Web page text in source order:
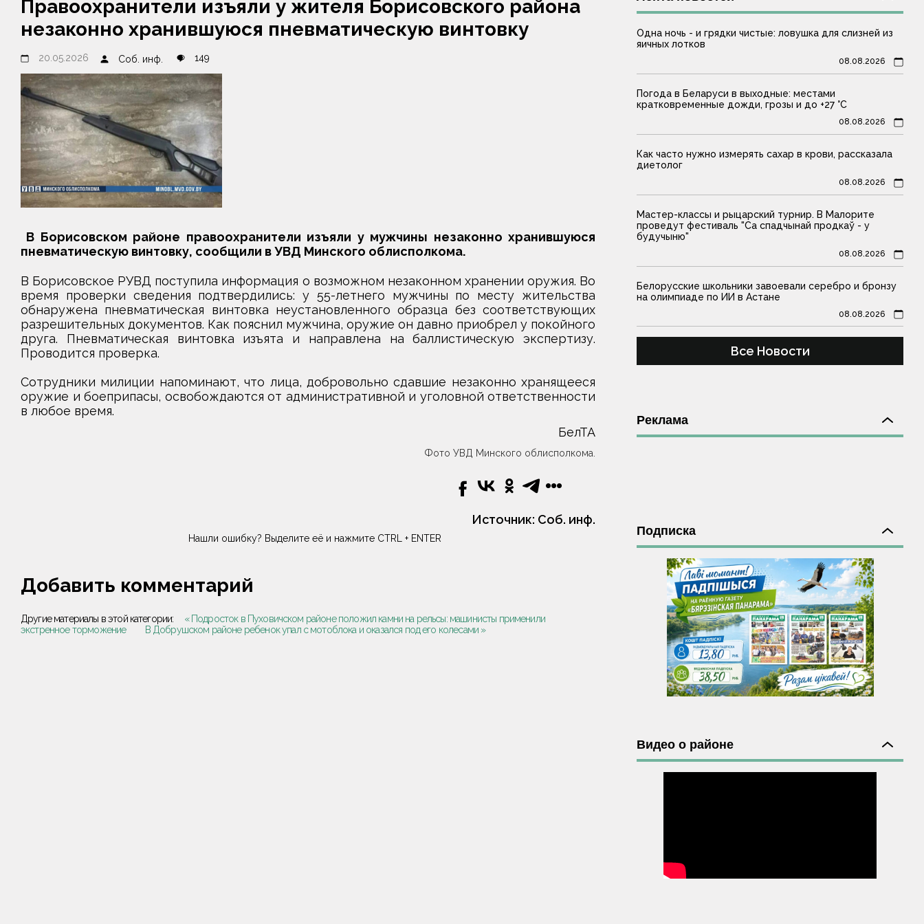
Правоохранители изъяли у жителя Борисовского района
незаконно хранившуюся пневматическую винтовку
20.05.2026 Соб. инф. 149
В Борисовском районе правоохранители изъяли у мужчины незаконно хранившуюся
пневматическую винтовку, сообщили в УВД Минского облисполкома.
В Борисовское РУВД поступила информация о возможном незаконном хранении оружия. Во
время проверки сведения подтвердились: у 55-летнего мужчины по месту жительства
обнаружена пневматическая винтовка неустановленного образца без соответствующих
разрешительных документов. Как пояснил мужчина, оружие он давно приобрел у покойного
друга. Пневматическая винтовка изъята и направлена на баллистическую экспертизу.
Проводится проверка.
Сотрудники милиции напоминают, что лица, добровольно сдавшие незаконно хранящееся
оружие и боеприпасы, освобождаются от административной и уголовной ответственности
в любое время.
БелТА
Фото УВД Минского облисполкома.
Источник: Соб. инф.
Нашли ошибку? Выделите её и нажмите CTRL + ENTER
Добавить комментарий
Другие материалы в этой категории:
« Подросток в Пуховичском районе положил камни на рельсы: машинисты применили
экстренное торможение
В Добрушском районе ребенок упал с мотоблока и оказался под его колесами »
Одна ночь - и грядки чистые: ловушка для слизней из
яичных лотков
08.08.2026
Погода в Беларуси в выходные: местами
кратковременные дожди, грозы и до +27 °С
08.08.2026
Как часто нужно измерять сахар в крови, рассказала
диетолог
08.08.2026
Мастер-классы и рыцарский турнир. В Малорите
проведут фестиваль "Са спадчынай продкаў - у
будучыню"
08.08.2026
Белорусские школьники завоевали серебро и бронзу
на олимпиаде по ИИ в Астане
08.08.2026
Все Новости
Реклама
Подписка
Видео о районе